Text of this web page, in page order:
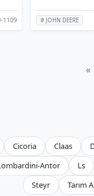
1109 # JOHN DEERE
«
Cicoria Claas
Antor Ls
Steyr
Tarım